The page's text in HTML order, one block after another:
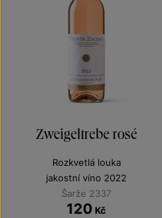
Zweigeltrebe rosé
Rozkvetlá louka
jakostní víno 2022
Šarže 2337
120 Kč